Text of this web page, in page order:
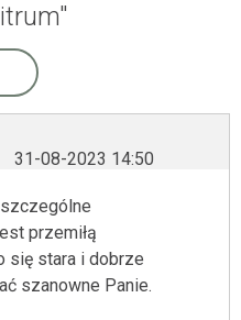
31-08-2023 14:50
szczególne
przemiłą
się stara i dobrze
szanowne Panie.